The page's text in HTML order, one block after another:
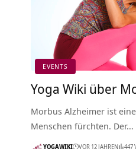
EVENTS
Yoga Wiki über
Morbus Alzheimer ist
Menschen fürchten. Der…
YOGAWIKI VOR 12 JAHREN 447